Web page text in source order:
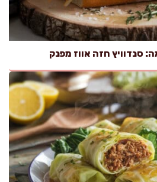
סנדוויץ חזה אווז מפנק